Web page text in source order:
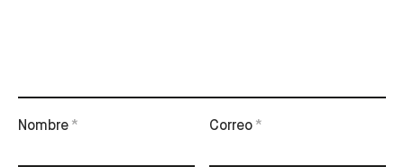
Nombre * Correo *